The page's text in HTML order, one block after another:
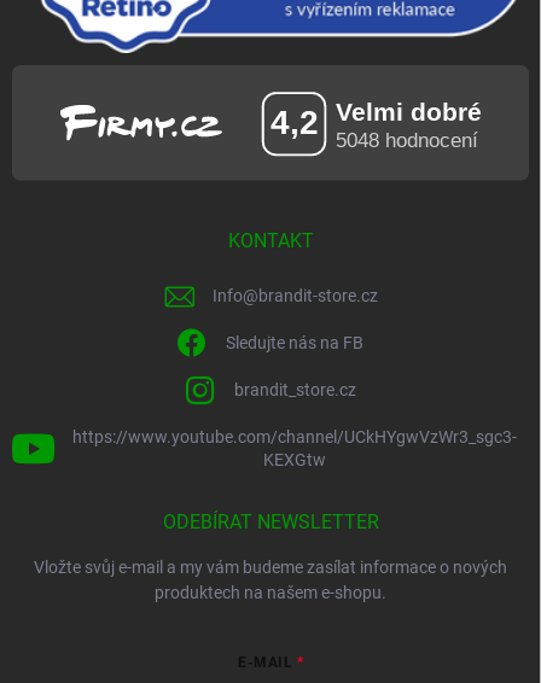
KONTAKT
Info@brandit-store.cz
Sledujte nás na FB
brandit_store.cz
https://www.youtube.com/channel/UCkHYgwVzWr3_sgc3-
KEXGtw
ODEBÍRAT NEWSLETTER
Vložte svůj e-mail a my vám budeme zasílat informace o nových
produktech na našem e-shopu.
E-MAIL